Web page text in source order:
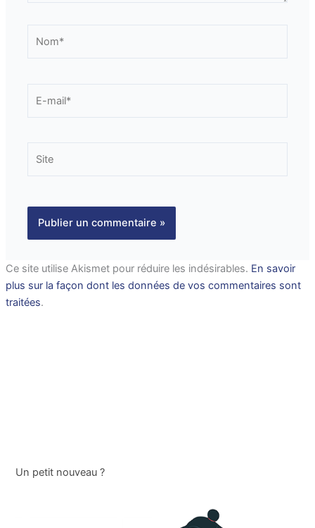
mail*
Ce site utilise Akismet pour réduire les indésirables. En savoir
plus sur la façon dont les données de vos commentaires sont
traitées.
Un petit nouveau ?